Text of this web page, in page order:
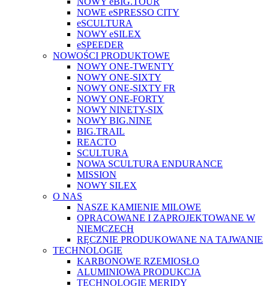
NOWE eSPRESSO CITY
eSCULTURA
NOWY eSILEX
eSPEEDER
NOWOŚCI PRODUKTOWE
NOWY ONE-TWENTY
NOWY ONE-SIXTY
NOWY ONE-SIXTY FR
NOWY ONE-FORTY
NOWY NINETY-SIX
NOWY BIG.NINE
BIG.TRAIL
REACTO
SCULTURA
NOWA SCULTURA ENDURANCE
MISSION
NOWY SILEX
O NAS
NASZE KAMIENIE MILOWE
OPRACOWANE I ZAPROJEKTOWANE W
NIEMCZECH
RĘCZNIE PRODUKOWANE NA TAJWANIE
TECHNOLOGIE
KARBONOWE RZEMIOSŁO
ALUMINIOWA PRODUKCJA
TECHNOLOGIE MERIDY